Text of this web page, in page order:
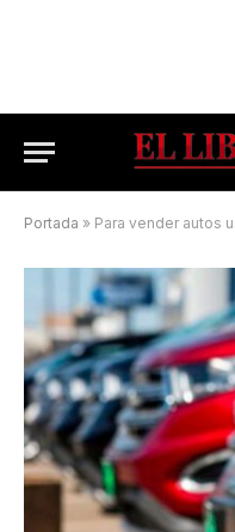
Portada » Para vender autos